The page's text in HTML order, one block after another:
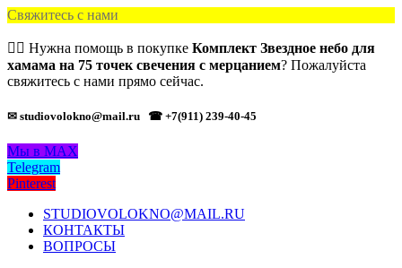
Свяжитесь с нами
🙋‍♂️ Нужна помощь в покупке Комплект Звездное небо для
хамама на 75 точек свечения с мерцанием? Пожалуйста
свяжитесь с нами прямо сейчас.
✉ studiovolokno@mail.ru ☎ +7(911) 239-40-45
Мы в MAX
Telegram
Pinterest
STUDIOVOLOKNO@MAIL.RU
КОНТАКТЫ
ВОПРОСЫ